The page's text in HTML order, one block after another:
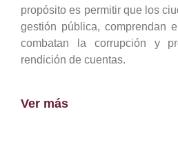
propósito es permitir que los
gestión pública, comprendan
combatan la corrupción y
rendición de cuentas.
Ver más